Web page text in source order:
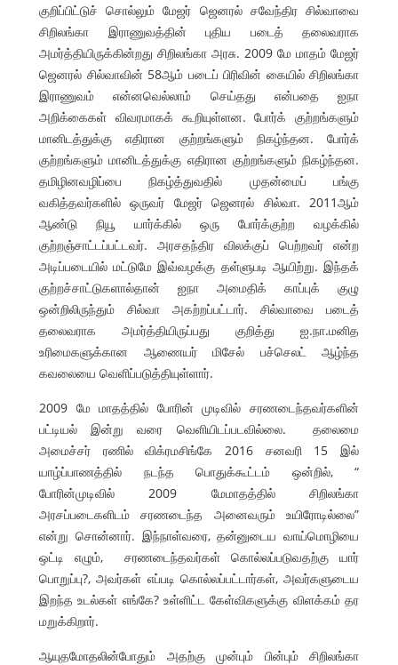
குறிப்பிட்டுச் சொல்லும் மேஜர் ஜெனரல் சவேந்திர சில்வாவை
சிறிலங்கா இராணுவத்தின் புதிய படைத் தலைவராக
அமர்த்தியிருக்கின்றது சிறிலங்கா அரசு. 2009 மே மாதம் மேஜர்
ஜெனரல் சில்வாவின் 58ஆம் படைப் பிரிவின் கையில் சிறிலங்கா
இராணுவம் என்னவெல்லாம் செய்தது என்பதை ஐநா
அறிக்கைகள் விவரமாகக் கூறியுள்ளன. போர்க் குற்றங்களும்
மானிடத்துக்கு எதிரான குற்றங்களும் நிகழ்ந்தன. போர்க்
குற்றங்களும் மானிடத்துக்கு எதிரான குற்றங்களும் நிகழ்ந்தன.
தமிழினவழிப்பை நிகழ்த்துவதில் முதன்மைப் பங்கு
வகித்தவர்களில் ஒருவர் மேஜர் ஜெனரல் சில்வா. 2011ஆம்
ஆண்டு நியூ யார்க்கில் ஒரு போர்க்குற்ற வழக்கில்
குற்றஞ்சாட்டப்பட்டவர். அரசதந்திர விலக்குப் பெற்றவர் என்ற
அடிப்படையில் மட்டுமே இவ்வழக்கு தள்ளுபடி ஆயிற்று. இந்தக்
குற்றச்சாட்டுகளால்தான் ஐநா அமைதிக் காப்புக் குழு
ஒன்றிலிருந்தும் சில்வா அகற்றப்பட்டார். சில்வாவை படைத்
தலைவராக அமர்த்தியிருப்பது குறித்து ஐ.நா.மனித
உரிமைகளுக்கான ஆணையர் மிசேல் பச்செலட் ஆழ்ந்த
கவலையை வெளிப்படுத்தியுள்ளார்.
2009 மே மாதத்தில் போரின் முடிவில் சரணடைந்தவர்களின்
பட்டியல் இன்று வரை வெளியிடப்படவில்லை. தலைமை
அமைச்சர் ரணில் விக்ரமசிங்கே 2016 சனவரி 15 இல்
யாழ்ப்பாணத்தில் நடந்த பொதுக்கூட்டம் ஒன்றில், “
போரின்முடிவில் 2009 மேமாதத்தில் சிறிலங்கா
அரசப்படைகளிடம் சரணடைந்த அனைவரும் உயிரோடில்லை”
என்று சொன்னார். இந்நாள்வரை, தன்னுடைய வாய்மொழியை
ஒட்டி எழும், சரணடைந்தவர்கள் கொல்லப்படுவதற்கு யார்
பொறுப்பு?, அவர்கள் எப்படி கொல்லப்பட்டார்கள், அவர்களுடைய
இறந்த உடல்கள் எங்கே? உள்ளிட்ட கேள்விகளுக்கு விளக்கம் தர
மறுக்கிறார்.
ஆயுதமோதலின்போதும் அதற்கு முன்பும் பின்பும் சிறிலங்கா